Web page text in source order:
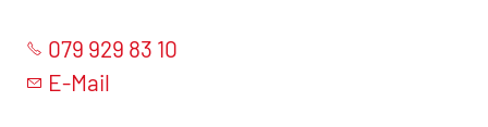
079 929 83 10
E-Mail